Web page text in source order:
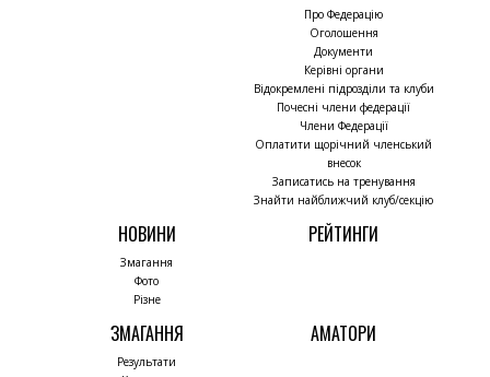
Про Федерацію
Оголошення
Документи
Керівні органи
Відокремлені підрозділи та клуби
Почесні члени федерації
Члени Федерації
Оплатити щорічний членський
внесок
Записатись на тренування
Знайти найближчий клуб/секцію
НОВИНИ
Змагання
Фото
Різне
РЕЙТИНГИ
ЗМАГАННЯ
Результати
АМАТОРИ